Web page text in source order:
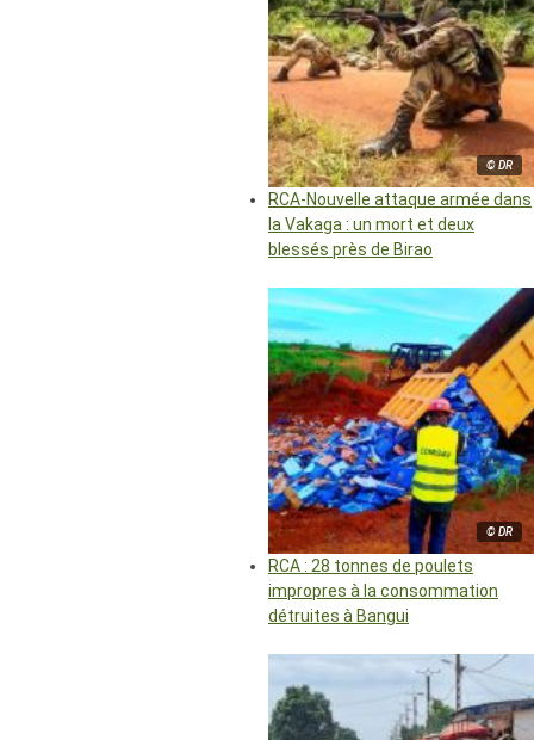
© DR
RCA-Nouvelle attaque armée dans
la Vakaga : un mort et deux
blessés près de Birao
© DR
RCA : 28 tonnes de poulets
impropres à la consommation
détruites à Bangui